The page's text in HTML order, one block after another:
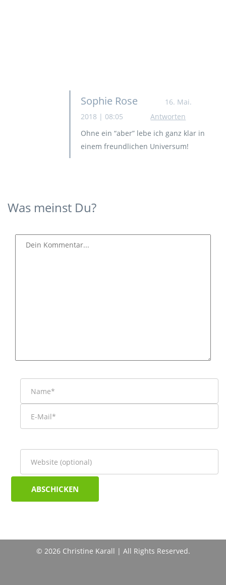
Sophie Rose
16. Mai.
2018 | 08:05
Antworten
Ohne ein “aber” lebe ich ganz klar in
einem freundlichen Universum!
Was meinst Du?
© 2026 Christine Karall | All Rights Reserved.